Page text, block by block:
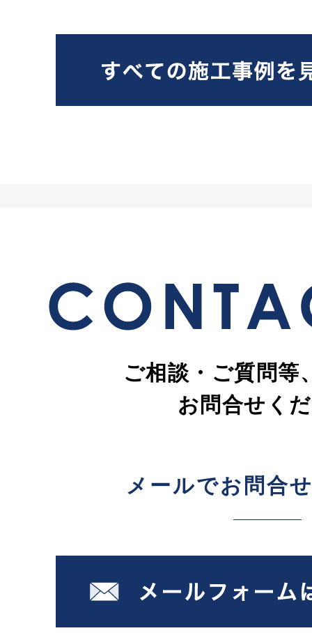
ご相談・ご質問等
お問合せく
メールでお問合